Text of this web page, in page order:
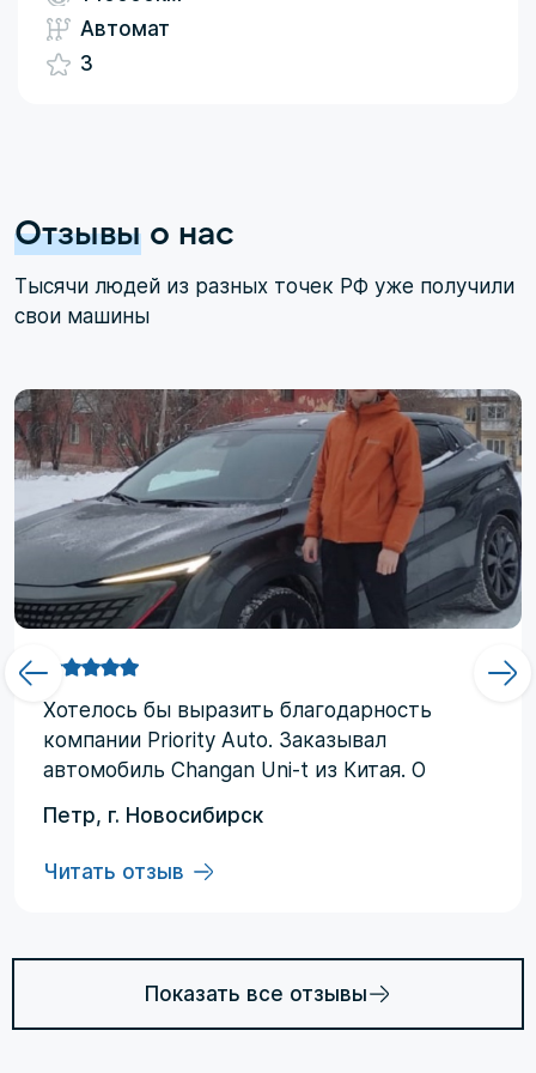
Автомат
3
Отзывы о нас
Тысячи людей из разных точек РФ уже получили
свои машины
Хотелоcь бы выразить благодарность
компании Priority Аuto. Заказывал
автомобиль Changan Uni-t из Китая. О
компании узнал от друзей и коллег по
работе. Работал со мной менеджер
Евгений, логисты Ольга и Регина. В начале
доставки до Владивостока составил три
месяца (особенности логистики и оплаты).
Петр, г. Новосибирск
Читать отзыв
Показать все отзывы